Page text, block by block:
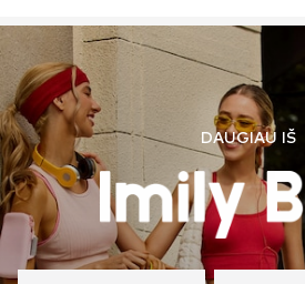
DAUGIAU IŠ